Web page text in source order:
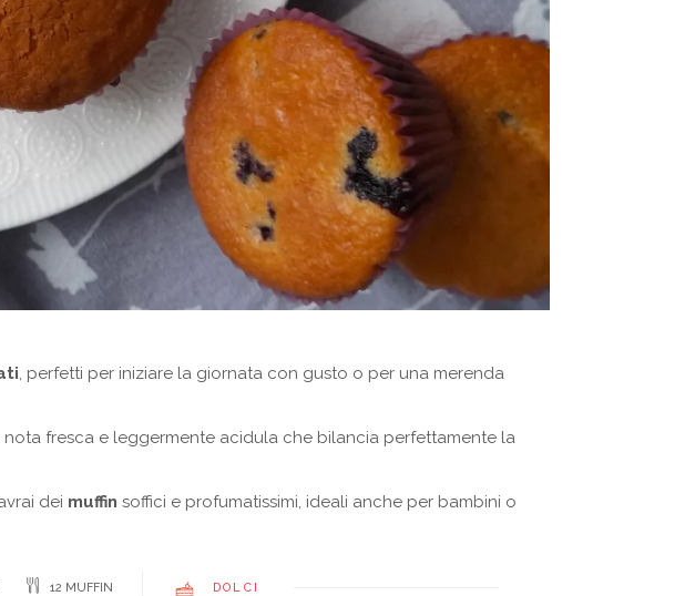
, perfetti per iniziare la giornata con gusto o per una merenda
fresca e leggermente acidula che bilancia perfettamente la
dei muffin soffici e profumatissimi, ideali anche per bambini o
12 MUFFIN DOLCI